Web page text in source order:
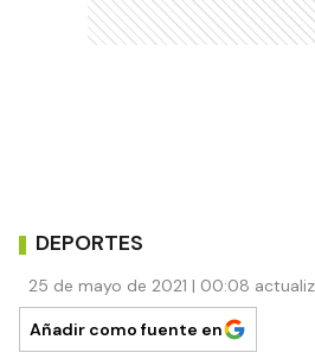
DEPORTES
25 de mayo de 2021 | 00:08
Añadir como fuente en